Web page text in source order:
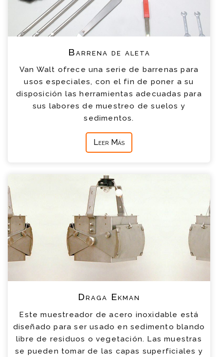
Barrena de aleta
Van Walt ofrece una serie de barrenas para
usos especiales, con el fin de poner a su
disposición las herramientas adecuadas para
sus labores de muestreo de suelos y
sedimentos.
Leer Más
Draga Ekman
Este muestreador de acero inoxidable está
diseñado para ser usado en sedimento blando
libre de residuos o vegetación. Las muestras
se pueden tomar de las capas superficiales y